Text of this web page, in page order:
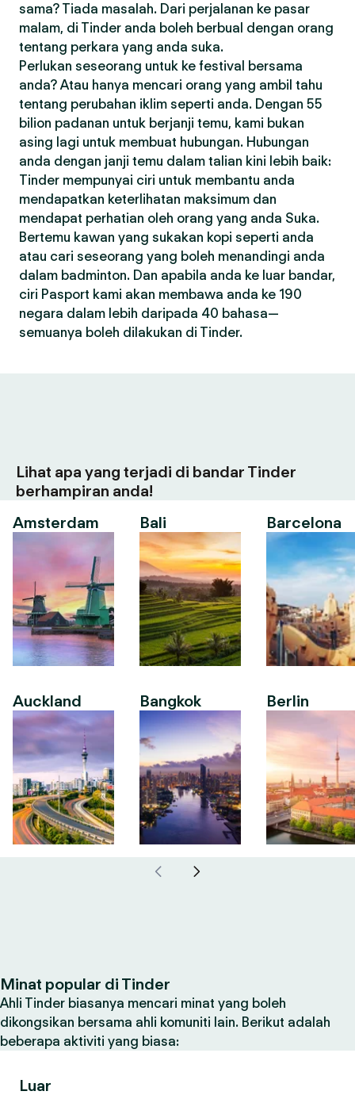
sama? Tiada masalah. Dari perjalanan ke pasar
malam, di Tinder anda boleh berbual dengan orang
tentang perkara yang anda suka.
Perlukan seseorang untuk ke festival bersama
anda? Atau hanya mencari orang yang ambil tahu
tentang perubahan iklim seperti anda. Dengan 55
bilion padanan untuk berjanji temu, kami bukan
asing lagi untuk membuat hubungan. Hubungan
anda dengan janji temu dalam talian kini lebih baik:
Tinder mempunyai ciri untuk membantu anda
mendapatkan keterlihatan maksimum dan
mendapat perhatian oleh orang yang anda Suka.
Bertemu kawan yang sukakan kopi seperti anda
atau cari seseorang yang boleh menandingi anda
dalam badminton. Dan apabila anda ke luar bandar,
ciri Pasport kami akan membawa anda ke 190
negara dalam lebih daripada 40 bahasa—
semuanya boleh dilakukan di Tinder.
Lihat apa yang terjadi di bandar Tinder
berhampiran anda!
Amsterdam
Auckland
Bali
Bangkok
Barcelona
Berlin
Minat popular di Tinder
Ahli Tinder biasanya mencari minat yang boleh
dikongsikan bersama ahli komuniti lain. Berikut adalah
beberapa aktiviti yang biasa:
Luar